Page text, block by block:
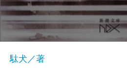
駄犬／著